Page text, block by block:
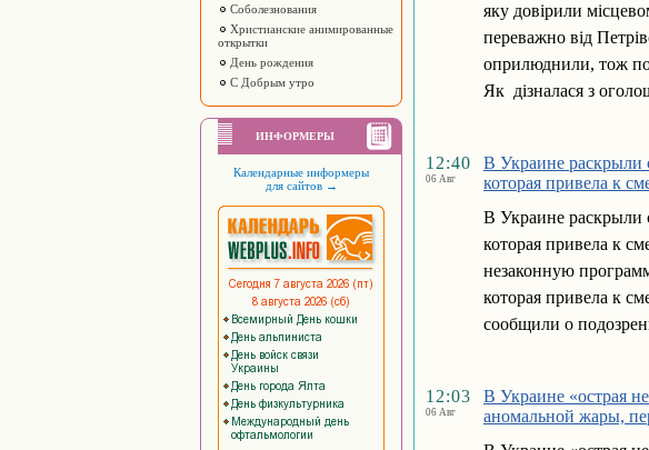
Соболезнования
Христианские анимированные
открытки
День рождения
С Добрым утро
ИНФОРМЕРЫ
Календарные информеры
для сайтов →
яку довірили
переважно від
оприлюднили, тож
Як дізналася з
12:40
06 Авг
В Украине раскрыли
которая привела к
В Украине раскрыли
которая привела к
незаконную
которая привела к
сообщили о
12:03
06 Авг
В Украине «острая
аномальной жары,